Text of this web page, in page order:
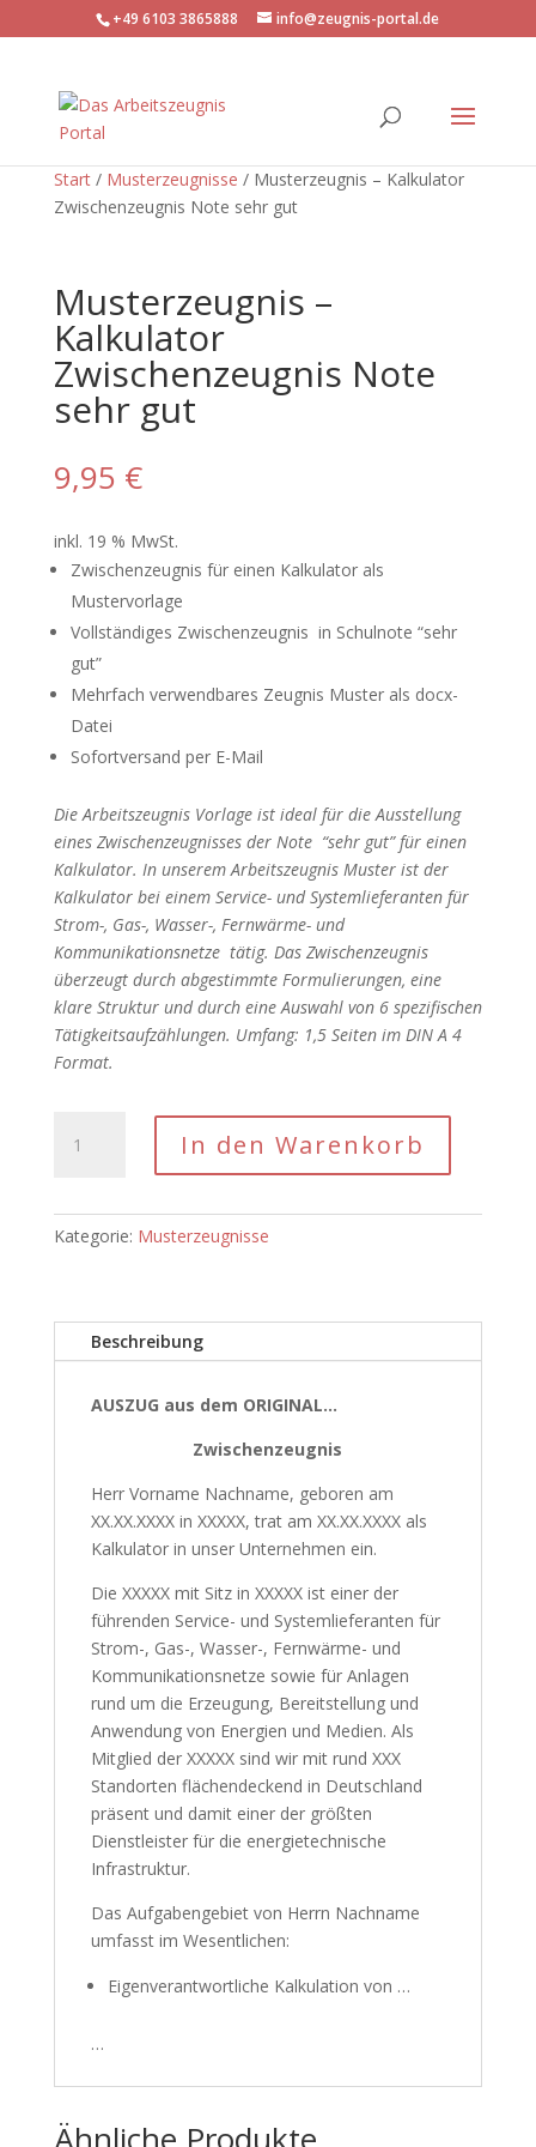
+49 6103 3865888 info@zeugnis-portal.de
Start/ Musterzeugnisse / Musterzeugnis – Kalkulator
Zwischenzeugnis Note sehr gut
Musterzeugnis –
Kalkulator
Zwischenzeugnis Note
sehr gut
9,95 €
inkl. 19 % MwSt.
Zwischenzeugnis für einen Kalkulator als
Mustervorlage
Vollständiges Zwischenzeugnis in Schulnote “sehr
gut”
Mehrfach verwendbares Zeugnis Muster als docx-
Datei
Sofortversand per E-Mail
Die Arbeitszeugnis Vorlage ist ideal für die Ausstellung
eines Zwischenzeugnisses der Note “sehr gut” für einen
Kalkulator. In unserem Arbeitszeugnis Muster ist der
Kalkulator bei einem Service- und Systemlieferanten für
Strom-, Gas-, Wasser-, Fernwärme- und
Kommunikationsnetze tätig. Das Zwischenzeugnis
überzeugt durch abgestimmte Formulierungen, eine
klare Struktur und durch eine Auswahl von 6 spezifischen
Tätigkeitsaufzählungen. Umfang: 1,5 Seiten im DIN A 4
Format.
Musterzeugnis
Note
Menge
In den Warenkorb
Kategorie: Musterzeugnisse
Beschreibung
AUSZUG aus dem ORIGINAL…
Zwischenzeugnis
Herr Vorname Nachname, geboren am
XX.XX.XXXX in XXXXX, trat am XX.XX.XXXX als
Kalkulator in unser Unternehmen ein.
Die XXXXX mit Sitz in XXXXX ist einer der
führenden Service- und Systemlieferanten für
Strom-, Gas-, Wasser-, Fernwärme- und
Kommunikationsnetze sowie für Anlagen
rund um die Erzeugung, Bereitstellung und
Anwendung von Energien und Medien. Als
Mitglied der XXXXX sind wir mit rund XXX
Standorten flächendeckend in Deutschland
präsent und damit einer der größten
Dienstleister für die energietechnische
Infrastruktur.
Das Aufgabengebiet von Herrn Nachname
umfasst im Wesentlichen:
Eigenverantwortliche Kalkulation von …
…